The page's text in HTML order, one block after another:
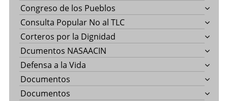
Congreso de los Pueblos
Consulta Popular No al TLC
Corteros por la Dignidad
Dcumentos NASAACIN
Defensa a la Vida
Documentos
Documentos